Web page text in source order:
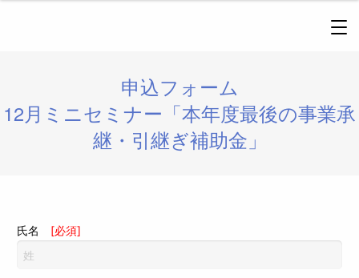
申込フォーム
12月ミニセミナー「本年度最後の事業承
継・引継ぎ補助金」
氏名 [必須]